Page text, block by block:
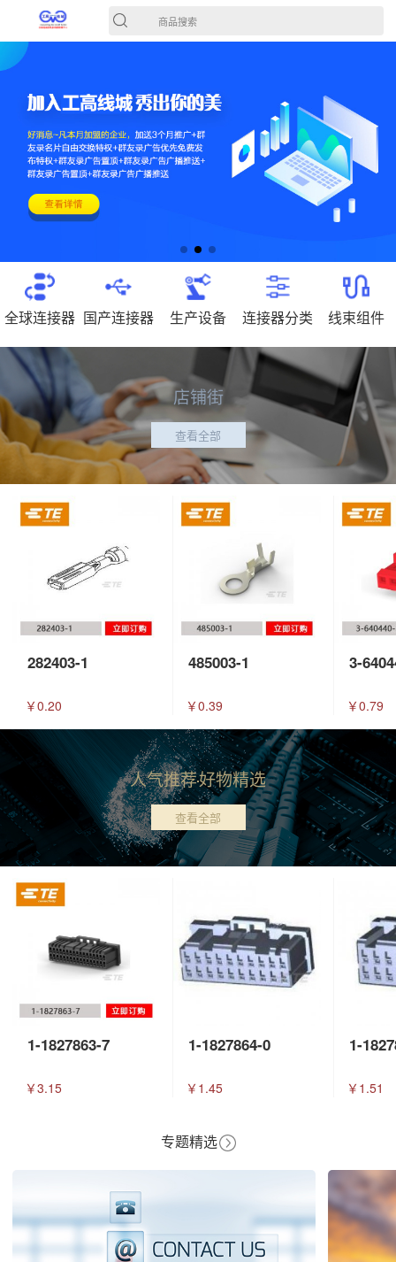
商品搜索
全球连接器 国产连接器 生产设备 连接器分类 线束组件
店铺街
查看全部
282403-1
￥0.20
485003-1
￥0.39
3-
￥0.79
人气推荐好物精选
查看全部
1-1827863-7
￥3.15
1-1827864-0
￥1.45
1-
￥1.51
专题精选